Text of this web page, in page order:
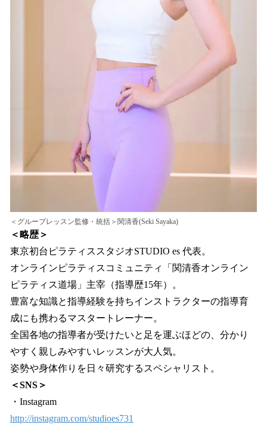
＜グループレッスン監修・統括＞関清香(Seki Sayaka)
＜略歴＞
東京初台ピラティススタジオSTUDIO es 代表。
オンラインピラティスコミュニティ「関清香オンライン
ピラティス道場」主宰（指導歴15年）。
豊富な知識と指導経験を持ちインストラクターの指導育
成にも携わるマスタートレーナー。
全国各地の指導者が受けたいと足を運ぶほどの、分かり
やすく親しみやすいレッスンが大人気。
姿勢や身体作りを日々研究するスペシャリスト。
＜SNS＞
・Instagram
http://instagram.com/studioes731